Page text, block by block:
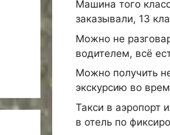
Машина того
заказывали, 13
Можно не
водителем, всё
Можно получить
экскурсию во
Такси в аэропорт
в отель по